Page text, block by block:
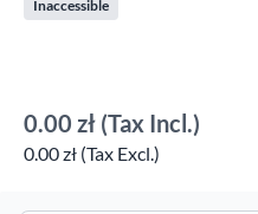
Inaccessible
0.00 zł (Tax Incl.)
0.00 zł (Tax Excl.)